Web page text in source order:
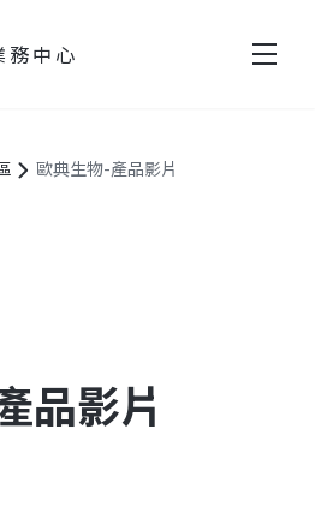
務中心
歐典生物-產品影片
品影片